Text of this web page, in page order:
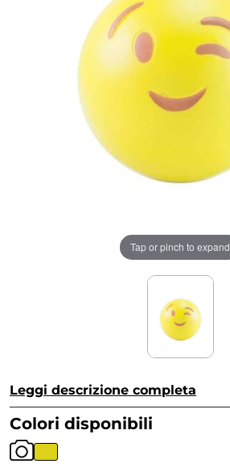
Tap or pinch to expand
Leggi descrizione completa
Colori disponibili